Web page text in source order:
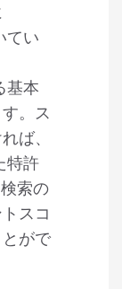
てい
基本
。ス
ば、
特許
索の
スコ
がで